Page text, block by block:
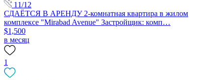
11/12
СДАЁТСЯ В АРЕНДУ 2-комнатная квартира в жилом
комплексе "Mirabad Avenue" Застройщик: комп…
$1,500
в месяц
1